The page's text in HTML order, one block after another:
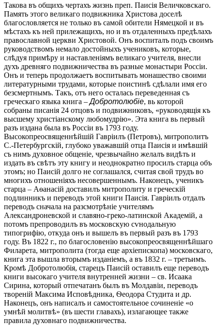
Такова въ общихъ чертахъ жизнь преп. Паисія Величковскаго.
Память этого великаго подвижника Христова доселѣ
благословляется не только въ самой обители Нямецкой и въ
мѣстахъ къ ней прилежащихъ, но и въ отдаленныхъ предѣлахъ
православной церкви Христовой. Онъ воспиталъ подъ своимъ
руководствомъ немало достойныхъ учениковъ, которые,
слѣдуя примѣру и наставленіямъ великаго учителя, внесли
духъ древняго подвижничества въ разные монастыри Россіи.
Онъ и теперь продолжаетъ воспитывать монашество своими
литературными трудами, которые поистинѣ сдѣлали имя его
безсмертнымъ. Такъ, отъ него осталась переведенная съ
греческаго языка книга –Добротолюбіе, вь которой
собраны писанія 24 отцовъ и подвижниковъ, «руководящія къ
высшему христіанскому любомудрію». Эта книга вь первый
разъ издана была въ Россіи въ 1793 году.
Высокопреосвященнѣйшій Гавріилъ (Петровъ), митрополитъ
С.-Петербургскій, глубоко уважавшій отца Паисія и имѣвшій
съ нимъ духовное общеніе, чрезвычайно желалъ видѣть и
издать въ свѣтъ эту книгу и неоднократно просилъ старца объ
этомъ; но Паисій долго не соглашался, считая свой трудъ во
многихъ отношеніяхъ несовершеннымъ. Наконецъ, ученикъ
старца – Аѳанасій доставилъ митрополиту и греческій
подлинникъ и переводъ этой книги Паисія. Гавріилъ отдалъ
переводъ сначала на разсмотрѣніе учителямъ
Александроневской и славяно-греко-латинской Академій, а
потомъ препроводилъ въ московскую сѵнодальную
типогрифію, откуда онъ и вышелъ въ первый разъ въ 1793
году. Въ 1822 г., по благословенію высокопреосвященнѣйшаго
Филарета, митрополита (тогда еще архіепископа) московскаго,
книга эта вышла вторымъ изданіемъ, а въ 1832 г. – третьимъ.
Кромѣ Добротолюбія, старецъ Паисій оставилъ еще переводъ
книги высокаго учителя внутренней жизни – св. Исаака
Сирина, который отпечатанъ былъ въ Молдавіи, переводъ
твореній Максима Исповѣдника, Ѳеодора Студита и др.
Наконецъ, онъ написалъ и самостоятельное сочиненіе «о
умнѣй молитвѣ» (въ шести главахъ), излагающее также
правила духовнаго подвижничества.